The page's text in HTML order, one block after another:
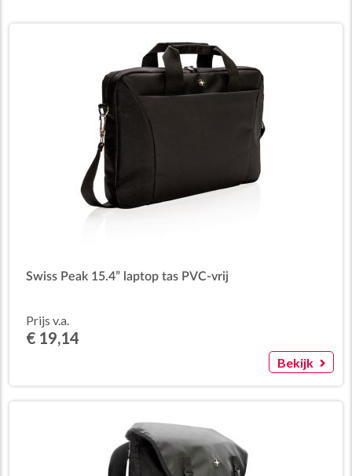
Swiss Peak 15.4” laptop tas PVC-vrij
Prijs v.a.
€ 19,14
Bekijk